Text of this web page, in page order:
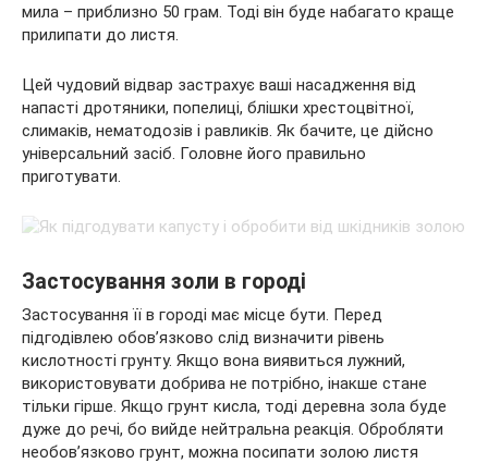
мила – приблизно 50 грам. Тоді він буде набагато краще
прилипати до листя.
Цей чудовий відвар застрахує ваші насадження від
напасті дротяники, попелиці, блішки хрестоцвітної,
слимаків, нематодозів і равликів. Як бачите, це дійсно
універсальний засіб. Головне його правильно
приготувати.
Застосування золи в городі
Застосування її в городі має місце бути. Перед
підгодівлею обов’язково слід визначити рівень
кислотності грунту. Якщо вона виявиться лужний,
використовувати добрива не потрібно, інакше стане
тільки гірше. Якщо грунт кисла, тоді деревна зола буде
дуже до речі, бо вийде нейтральна реакція. Обробляти
необов’язково грунт, можна посипати золою листя